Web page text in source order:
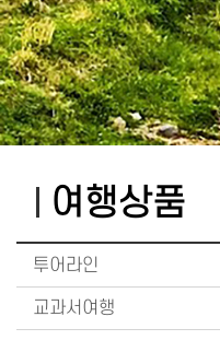
여행상품
투어라인
교과서여행